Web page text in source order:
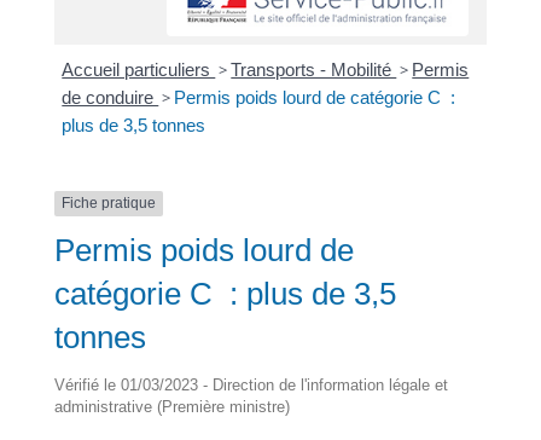
Accueil particuliers >Transports - Mobilité > Permis
de conduire > Permis poids lourd de catégorie C :
plus de 3,5 tonnes
Fiche pratique
Permis poids lourd de
catégorie C : plus de 3,5
tonnes
Vérifié le 01/03/2023 - Direction de l'information légale et
administrative (Première ministre)